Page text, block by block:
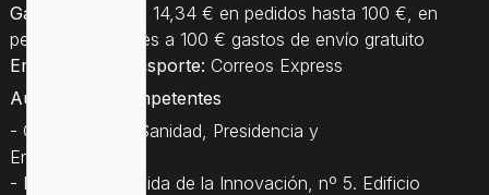
Gastos de envío:
14,34 € en pedidos hasta 100 €, en
pedidos superiores a 100 € gastos de envío gratuito
Empresa de transporte: Correos Express
Autoridades competentes
- Consejería de Sanidad, Presidencia y
Emergencias
- Dirección: Avenida de la Innovación, nº 5. Edificio